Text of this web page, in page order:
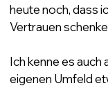
heute noch, dass
Vertrauen
Ich kenne es
eigenen Umfeld